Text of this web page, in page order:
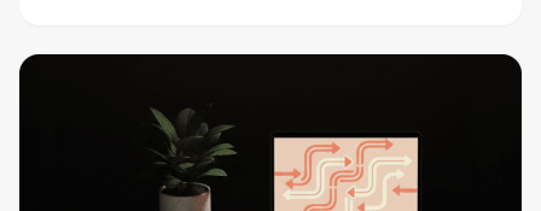
de uma das plataformas. Este post não tem esse
escolha certa para cada contexto.